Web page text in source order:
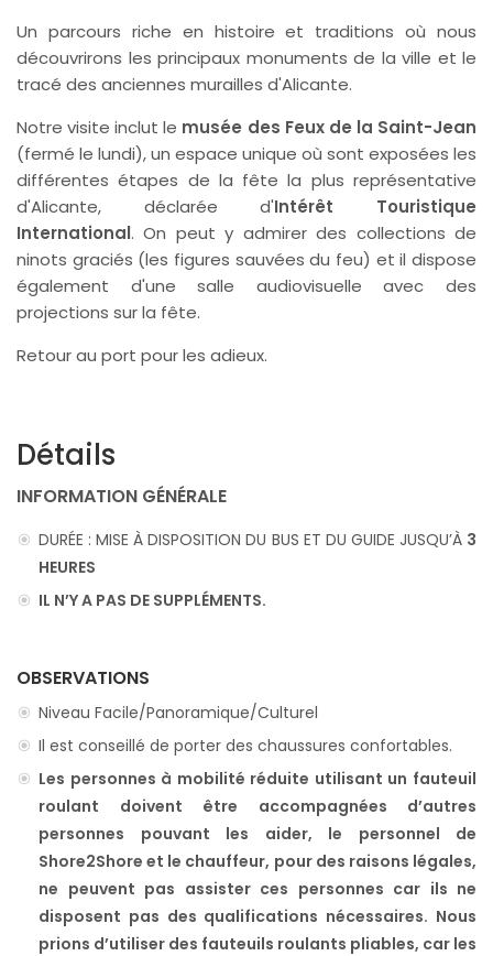
Un parcours riche en histoire et traditions où nous
découvrirons les principaux monuments de la ville et le
tracé des anciennes murailles d'Alicante.
Notre visite inclut le musée des Feux de la Saint-Jean
(fermé le lundi), un espace unique où sont exposées les
différentes étapes de la fête la plus représentative
d'Alicante, déclarée d'Intérêt Touristique
International. On peut y admirer des collections de
ninots graciés (les figures sauvées du feu) et il dispose
également d'une salle audiovisuelle avec des
projections sur la fête.
Retour au port pour les adieux.
Détails
INFORMATION GÉNÉRALE
DURÉE : MISE À DISPOSITION DU BUS ET DU GUIDE JUSQU’À 3
HEURES
IL N’Y A PAS DE SUPPLÉMENTS.
OBSERVATIONS
Niveau Facile/Panoramique/Culturel
Il est conseillé de porter des chaussures confortables.
Les personnes à mobilité réduite utilisant un fauteuil
roulant doivent être accompagnées d’autres
personnes pouvant les aider, le personnel de
Shore2Shore et le chauffeur, pour des raisons légales,
ne peuvent pas assister ces personnes car ils ne
disposent pas des qualifications nécessaires. Nous
prions d’utiliser des fauteuils roulants pliables, car les